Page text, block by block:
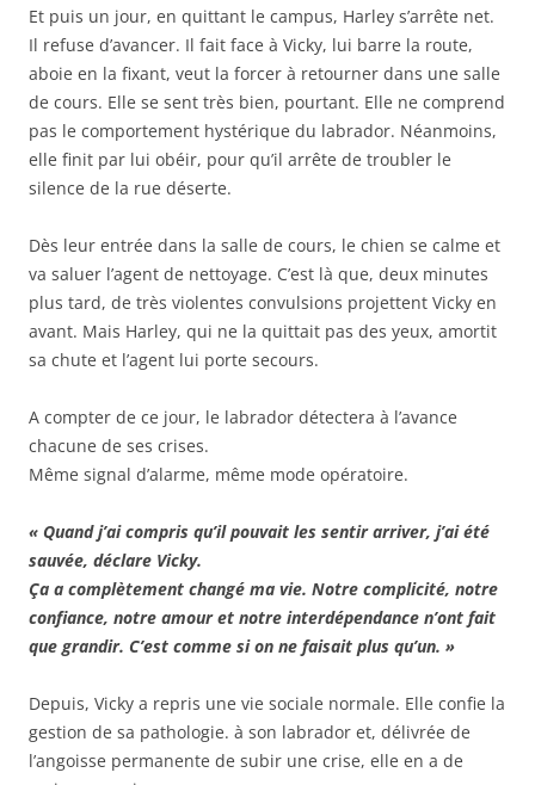
Et puis un jour, en quittant le campus, Harley s’arrête net.
Il refuse d’avancer. Il fait face à Vicky, lui barre la route,
aboie en la fixant, veut la forcer à retourner dans une salle
de cours. Elle se sent très bien, pourtant. Elle ne comprend
pas le comportement hystérique du labrador. Néanmoins,
elle finit par lui obéir, pour qu’il arrête de troubler le
silence de la rue déserte.
Dès leur entrée dans la salle de cours, le chien se calme et
va saluer l’agent de nettoyage. C’est là que, deux minutes
plus tard, de très violentes convulsions projettent Vicky en
avant. Mais Harley, qui ne la quittait pas des yeux, amortit
sa chute et l’agent lui porte secours.
A compter de ce jour, le labrador détectera à l’avance
chacune de ses crises.
Même signal d’alarme, même mode opératoire.
« Quand j’ai compris qu’il pouvait les sentir arriver, j’ai été
sauvée, déclare Vicky.
Ça a complètement changé ma vie. Notre complicité, notre
confiance, notre amour et notre interdépendance n’ont fait
que grandir. C’est comme si on ne faisait plus qu’un. »
Depuis, Vicky a repris une vie sociale normale. Elle confie la
gestion de sa pathologie. à son labrador et, délivrée de
l’angoisse permanente de subir une crise, elle en a de